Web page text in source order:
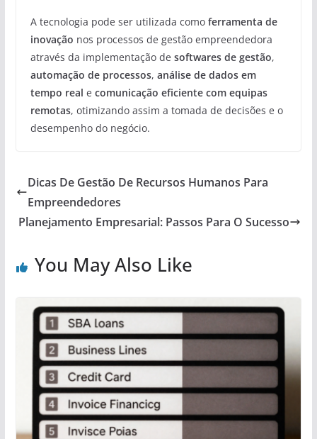
A tecnologia pode ser utilizada como ferramenta de
inovação nos processos de gestão empreendedora
através da implementação de softwares de gestão,
automação de processos, análise de dados em
tempo real e comunicação eficiente com equipas
remotas, otimizando assim a tomada de decisões e o
desempenho do negócio.
Dicas De Gestão De Recursos Humanos Para
Empreendedores
Planejamento Empresarial: Passos Para O Sucesso
You May Also Like